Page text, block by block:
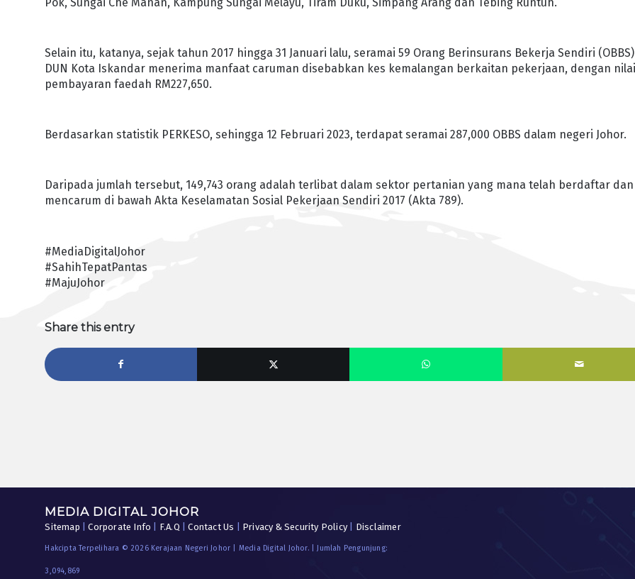
Selain itu, katanya, sejak tahun 2017 hingga 31 Januari lalu, seramai 59 Orang Berinsurans Bekerja Sendiri
DUN Kota Iskandar menerima manfaat caruman disebabkan kes kemalangan berkaitan pekerjaan, dengan
pembayaran faedah RM227,650.
Berdasarkan statistik PERKESO, sehingga 12 Februari 2023, terdapat seramai 287,000 OBBS dalam negeri Johor.
Daripada jumlah tersebut, 149,743 orang adalah terlibat dalam sektor pertanian yang mana telah berdaftar dan
mencarum di bawah Akta Keselamatan Sosial Pekerjaan Sendiri 2017 (Akta 789).
#MediaDigitalJohor
#SahihTepatPantas
#MajuJohor
Share this entry
MEDIA DIGITAL JOHOR
Sitemap |Corporate Info F.A.Q |Contact Us Privacy & Security Policy| Disclaimer
Hakcipta Terpelihara © 2026 Kerajaan Negeri Johor | Media Digital Johor. | Jumlah Pengunjung:
3,094,869